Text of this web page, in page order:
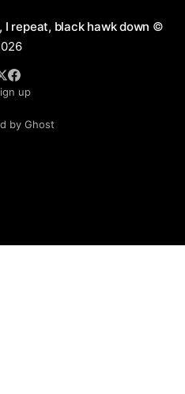
I repeat, black hawk down ©
up
by Ghost